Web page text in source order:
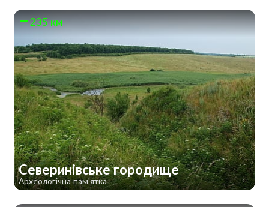
235 км
Северинівське городище
Археологічна пам'ятка